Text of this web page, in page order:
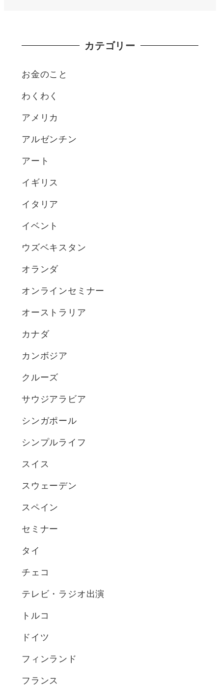
カテゴリー
お金のこと
わくわく
アメリカ
アルゼンチン
アート
イギリス
イタリア
イベント
ウズベキスタン
オランダ
オンラインセミナー
オーストラリア
カナダ
カンボジア
クルーズ
サウジアラビア
シンガポール
シンプルライフ
スイス
スウェーデン
スペイン
セミナー
タイ
チェコ
テレビ・ラジオ出演
トルコ
ドイツ
フィンランド
フランス